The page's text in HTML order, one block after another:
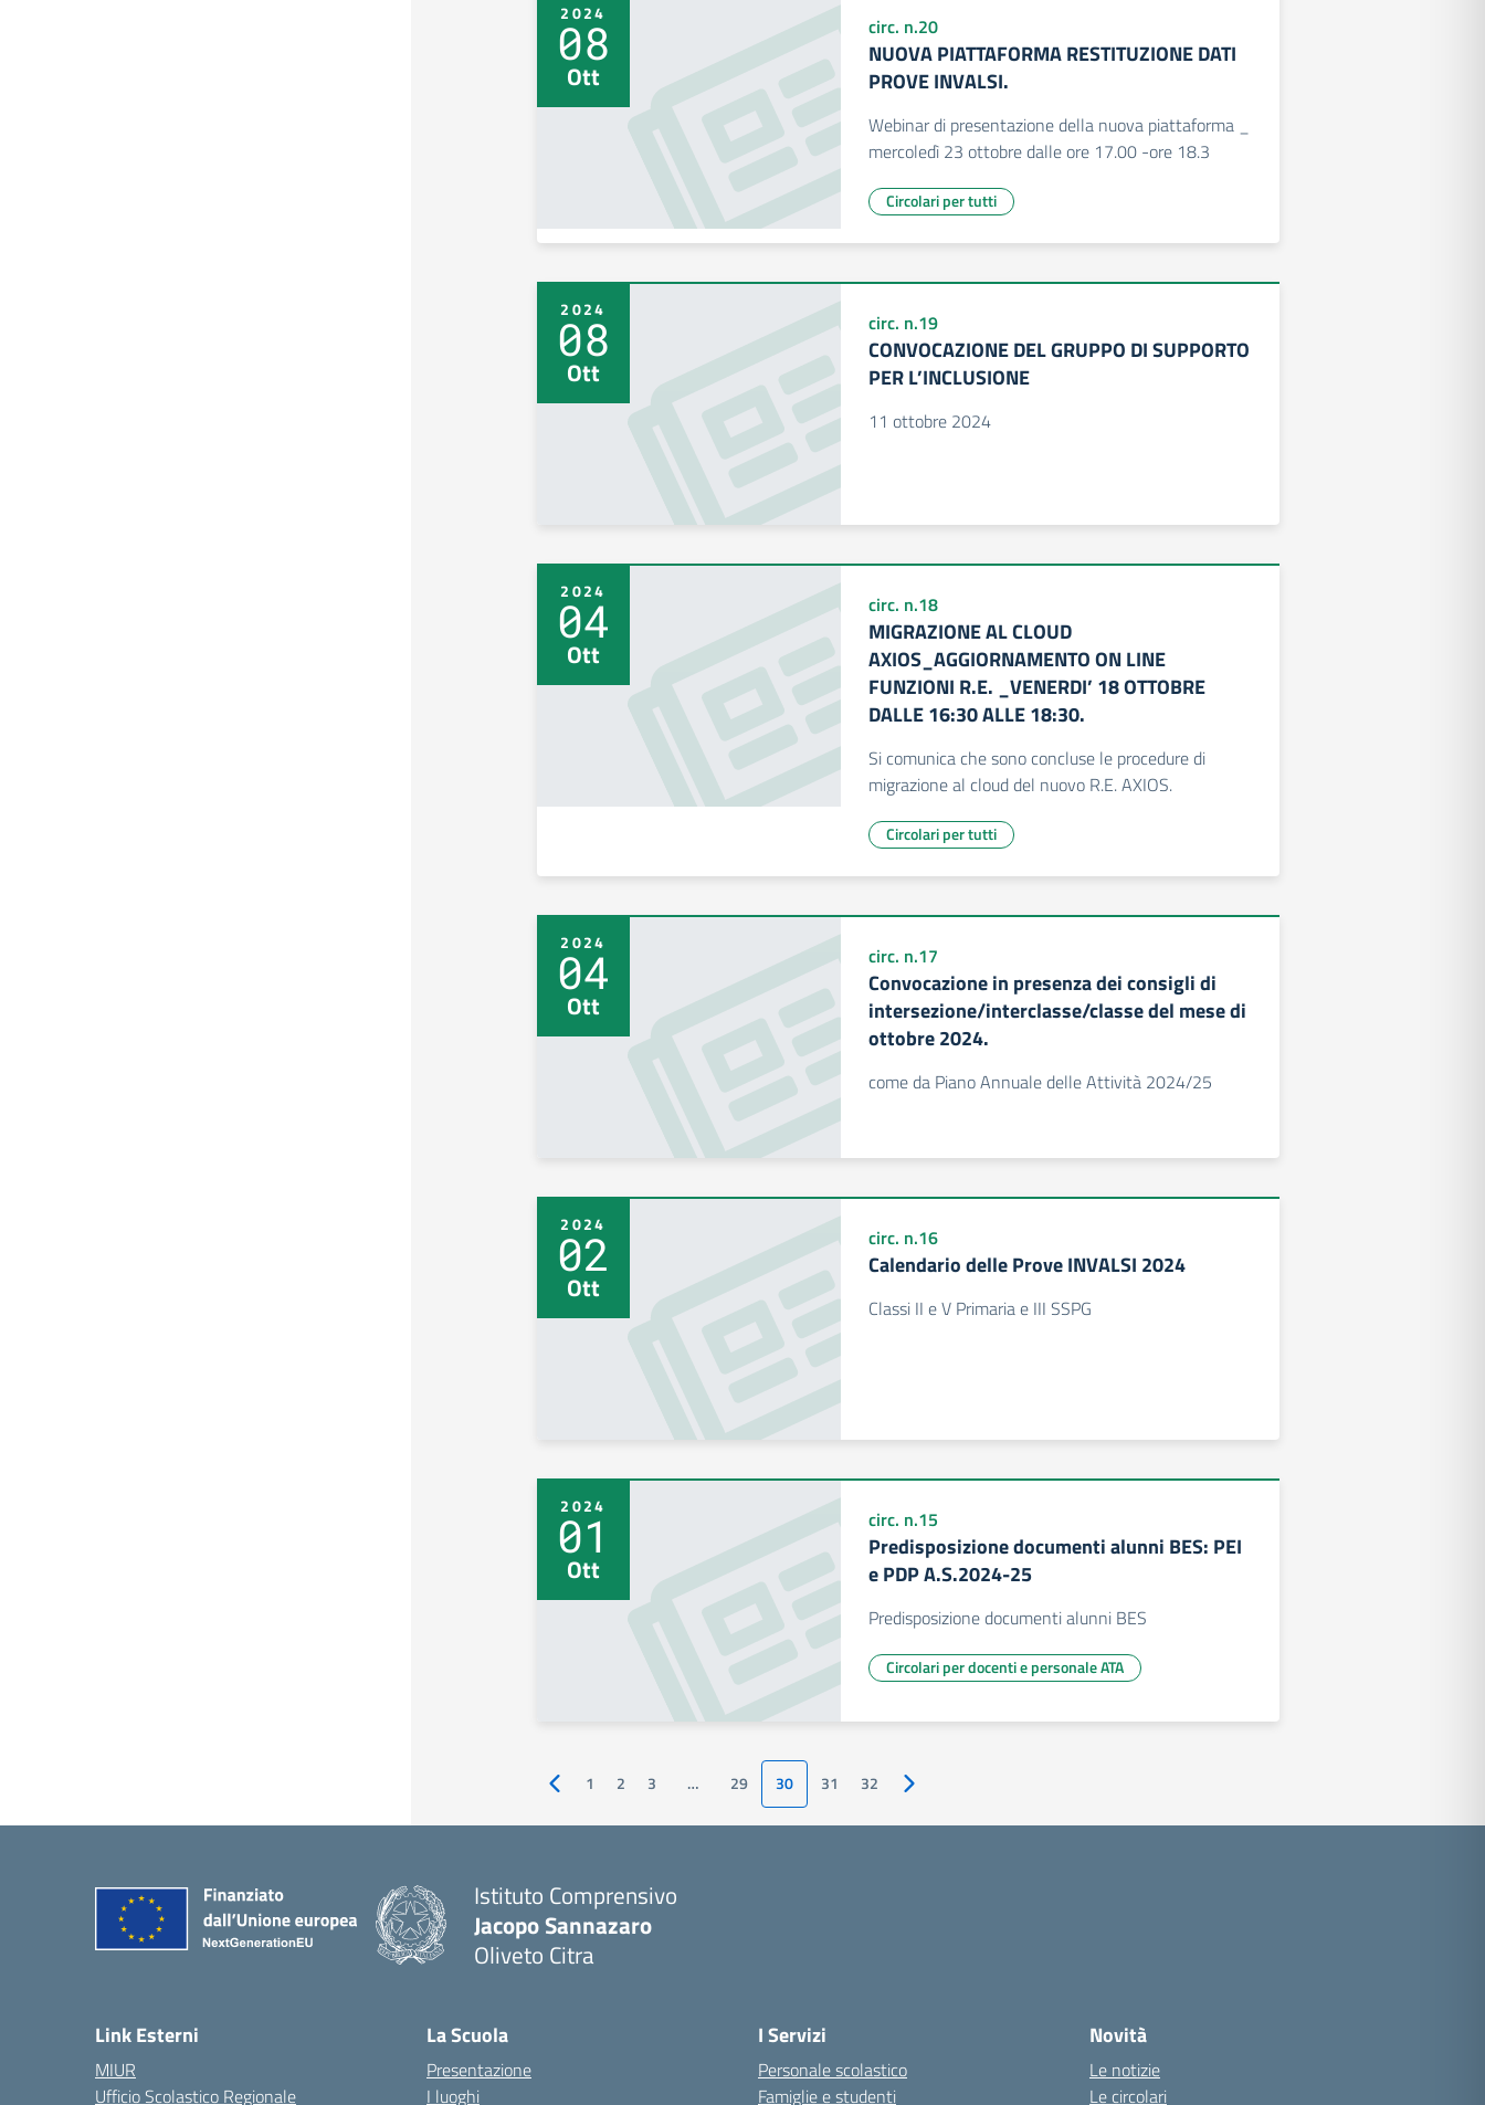
2024
08
Ott
circ. n.20
NUOVA PIATTAFORMA RESTITUZIONE DATI
PROVE INVALSI.
Webinar di presentazione della nuova piattaforma _
mercoledì 23 ottobre dalle ore 17.00 -ore 18.3
Circolari per tutti
2024
08
Ott
circ. n.19
CONVOCAZIONE DEL GRUPPO DI SUPPORTO
PER L’INCLUSIONE
11 ottobre 2024
2024
04
Ott
circ. n.18
MIGRAZIONE AL CLOUD
AXIOS_AGGIORNAMENTO ON LINE
FUNZIONI R.E. _VENERDI’ 18 OTTOBRE
DALLE 16:30 ALLE 18:30.
Si comunica che sono concluse le procedure di
migrazione al cloud del nuovo R.E. AXIOS.
Circolari per tutti
2024
04
Ott
circ. n.17
Convocazione in presenza dei consigli di
intersezione/interclasse/classe del mese di
ottobre 2024.
come da Piano Annuale delle Attività 2024/25
2024
02
Ott
circ. n.16
Calendario delle Prove INVALSI 2024
Classi II e V Primaria e III SSPG
2024
01
Ott
circ. n.15
Predisposizione documenti alunni BES: PEI
e PDP A.S.2024-25
Predisposizione documenti alunni BES
Circolari per docenti e personale ATA
Pagina precedente
1 2 3 … 29 30 31 32 Pagina successiva
Istituto Comprensivo
Jacopo Sannazaro
Oliveto Citra
Link Esterni
MIUR
Ufficio Scolastico Regionale
La Scuola
Presentazione
I luoghi
I Servizi
Personale scolastico
Famiglie e studenti
Novità
Le notizie
Le circolari